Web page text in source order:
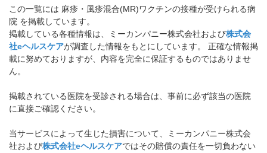
この一覧には 麻疹・風疹混合(MR)ワクチンの接種が受けられる病
院 を掲載しています。
掲載している各種情報は、ミーカンパニー株式会社および株式会
社eヘルスケアが調査した情報をもとにしています。 正確な情報掲
載に努めておりますが、内容を完全に保証するものではありませ
ん。
掲載されている医院を受診される場合は、事前に必ず該当の医院
に直接ご確認ください。
当サービスによって生じた損害について、ミーカンパニー株式会
社および株式会社eヘルスケアではその賠償の責任を一切負わない